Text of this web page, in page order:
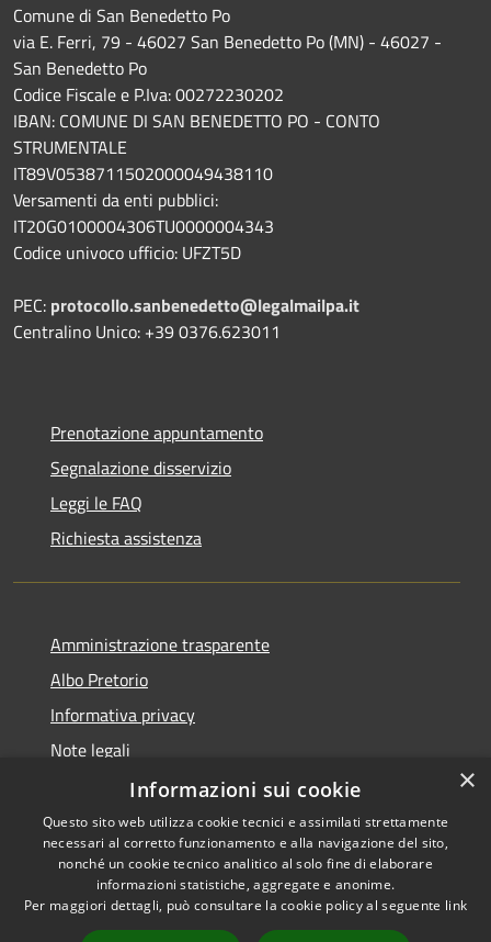
Comune di San Benedetto Po
via E. Ferri, 79 - 46027 San Benedetto Po (MN) - 46027 -
San Benedetto Po
Codice Fiscale e P.Iva: 00272230202
IBAN: COMUNE DI SAN BENEDETTO PO - CONTO
STRUMENTALE
IT89V0538711502000049438110
Versamenti da enti pubblici:
IT20G0100004306TU0000004343
Codice univoco ufficio: UFZT5D
PEC: protocollo.sanbenedetto@legalmailpa.it
Centralino Unico: +39 0376.623011
Prenotazione appuntamento
Segnalazione disservizio
Leggi le FAQ
Richiesta assistenza
Amministrazione trasparente
Albo Pretorio
Informativa privacy
Note legali
Dichiarazione di accessibilità
RSS
Accessibilità
Copyright © 2021 • Città
di San Benedetto Po •
×
Informazioni sui cookie
Questo sito web utilizza cookie tecnici e assimilati strettamente
necessari al corretto funzionamento e alla navigazione del sito,
nonché un cookie tecnico analitico al solo fine di elaborare
informazioni statistiche, aggregate e anonime.
Per maggiori dettagli, può consultare la cookie policy al seguente link